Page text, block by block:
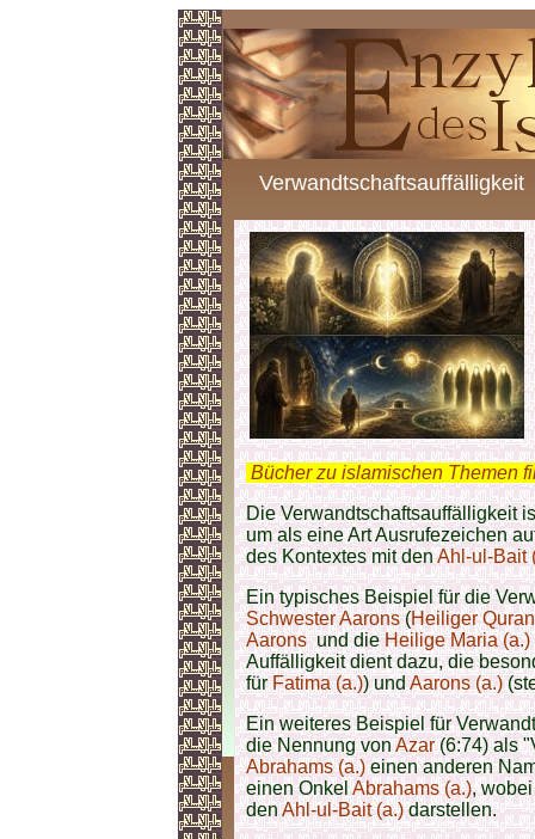
Verwandtschaftsauffälligkeit
Bücher zu islamischen Themen
Die Verwandtschaftsauffälligkeit
um als eine Art Ausrufezeichen
des Kontextes mit denAhl-ul-Bait
Ein typisches Beispiel für die
Schwester Aarons(Heiliger Quran
Aaronsund dieHeilige Maria (a.)
Auffälligkeit dient dazu, die
fürFatima (a.)) undAarons (a.)
Ein weiteres Beispiel für
die Nennung vonAzar(6:74) als
Abrahams (a.)einen anderen
einen OnkelAbrahams (a.),
denAhl-ul-Bait (a.)darstellen.